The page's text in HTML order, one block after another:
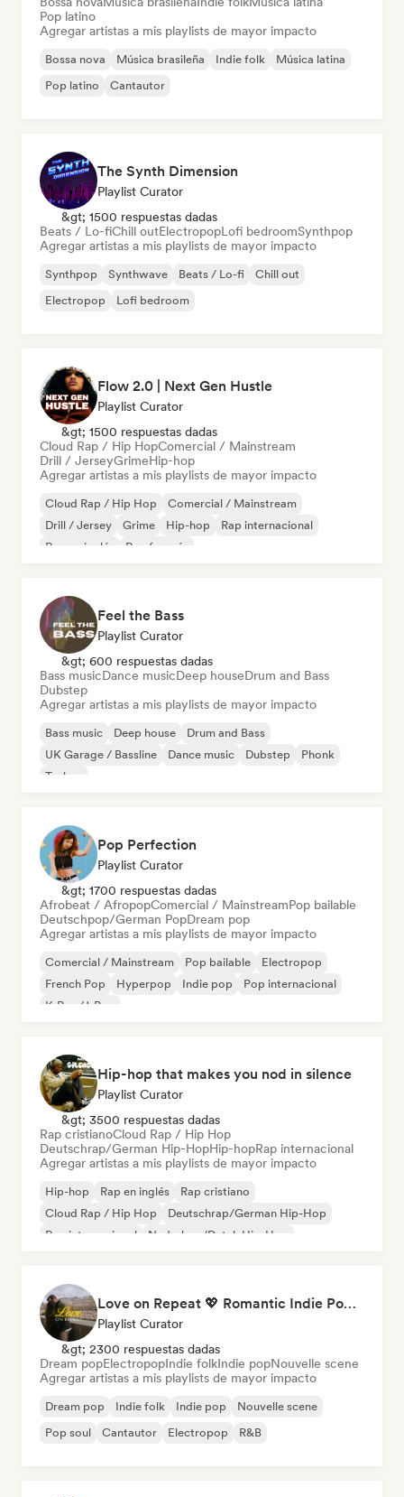
Pop latino
Agregar artistas a mis playlists de mayor impacto
Bossa nova Música brasileña Indie folk
Música latina
Pop latino
Cantautor
The Synth Dimension
Playlist Curator
&gt; 1500 respuestas dadas
Beats / Lo-fiChill outElectropopLofi bedroomSynthpop
Agregar artistas a mis playlists de mayor impacto
Synthpop Synthwave Beats / Lo-fi
Chill out
Electropop
Lofi bedroom
Flow 2.0 | Next Gen Hustle
Playlist Curator
&gt; 1500 respuestas dadas
Cloud Rap / Hip HopComercial / Mainstream
Drill / JerseyGrimeHip-hop
Agregar artistas a mis playlists de mayor impacto
Cloud Rap / Hip Hop
Comercial / Mainstream
Drill / Jersey
Grime Hip-hop
Rap internacional
Rap en inglés
Rap francés
Feel the Bass
Playlist Curator
&gt; 600 respuestas dadas
Bass musicDance musicDeep houseDrum and Bass
Dubstep
Agregar artistas a mis playlists de mayor impacto
Bass music Deep house
Drum and Bass
UK Garage / Bassline
Dance music Dubstep
Phonk
Techno
Pop Perfection
Playlist Curator
&gt; 1700 respuestas dadas
Afrobeat / AfropopComercial / MainstreamPop bailable
Deutschpop/German PopDream pop
Agregar artistas a mis playlists de mayor impacto
Comercial / Mainstream Pop bailable
Electropop
French Pop
Hyperpop Indie pop
Pop internacional
K-Pop/J-Pop
Hip-hop that makes you nod in silence
Playlist Curator
&gt; 3500 respuestas dadas
Rap cristianoCloud Rap / Hip Hop
Deutschrap/German Hip-HopHip-hopRap internacional
Agregar artistas a mis playlists de mayor impacto
Hip-hop Rap en inglés
Rap cristiano
Cloud Rap / Hip Hop
Deutschrap/German Hip-Hop
Rap internacional
Nederhop/Dutch Hip-Hop
Love on Repeat 💖 Romantic Indie Pop, Neo Soul & Singer-Songwriter
Playlist Curator
&gt; 2300 respuestas dadas
Dream popElectropopIndie folkIndie popNouvelle scene
Agregar artistas a mis playlists de mayor impacto
Dream pop Indie folk Indie pop
Nouvelle scene
Pop soul
Cantautor Electropop R&B